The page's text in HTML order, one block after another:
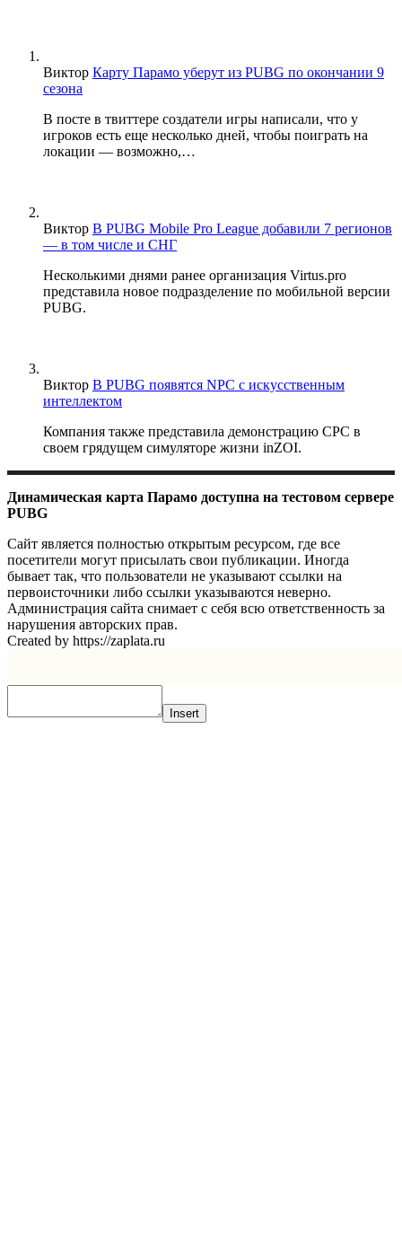
Виктор Карту Парамо уберут из PUBG по окончании 9
сезона
В посте в твиттере создатели игры написали, что у
игроков есть еще несколько дней, чтобы поиграть на
локации — возможно,…
Виктор В PUBG Mobile Pro League добавили 7 регионов
— в том числе и СНГ
Несколькими днями ранее организация Virtus.pro
представила новое подразделение по мобильной версии
PUBG.
Виктор В PUBG появятся NPC с искусственным
интеллектом
Компания также представила демонстрацию CPC в
своем грядущем симуляторе жизни inZOI.
Динамическая карта Парамо доступна на тестовом сервере
PUBG
Сайт является полностью открытым ресурсом, где все
посетители могут присылать свои публикации. Иногда
бывает так, что пользователи не указывают ссылки на
первоисточники либо ссылки указываются неверно.
Администрация сайта снимает с себя всю ответственность за
нарушения авторских прав.
Created by https://zaplata.ru
Insert